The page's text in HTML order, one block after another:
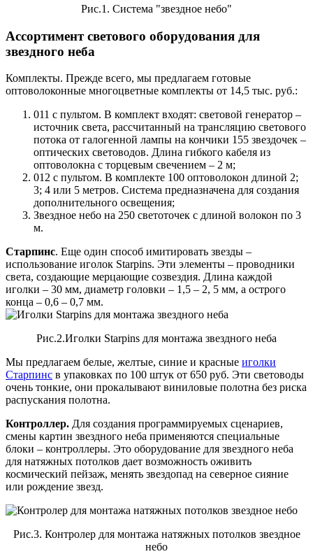
Рис.1. Система "звездное небо"
Ассортимент светового оборудования для
звездного неба
Комплекты. Прежде всего, мы предлагаем готовые
оптоволоконные многоцветные комплекты от 14,5 тыс. руб.:
011 с пультом. В комплект входят: световой генератор –
источник света, рассчитанный на трансляцию светового
потока от галогенной лампы на кончики 155 звездочек –
оптических световодов. Длина гибкого кабеля из
оптоволокна с торцевым свечением – 2 м;
012 с пультом. В комплекте 100 оптоволокон длиной 2;
3; 4 или 5 метров. Система предназначена для создания
дополнительного освещения;
Звездное небо на 250 светоточек с длиной волокон по 3
м.
Старпинс. Еще один способ имитировать звезды –
использование иголок Starpins. Эти элементы – проводники
света, создающие мерцающие созвездия. Длина каждой
иголки – 30 мм, диаметр головки – 1,5 – 2, 5 мм, а острого
конца – 0,6 – 0,7 мм.
Рис.2.Иголки Starpins для монтажа звездного неба
Мы предлагаем белые, желтые, синие и красные иголки
Старпинс в упаковках по 100 штук от 650 руб. Эти световоды
очень тонкие, они прокалывают виниловые полотна без риска
распускания полотна.
Контроллер. Для создания программируемых сценариев,
смены картин звездного неба применяются специальные
блоки – контроллеры. Это оборудование для звездного неба
для натяжных потолков дает возможность оживить
космический пейзаж, менять звездопад на северное сияние
или рождение звезд.
Рис.3. Контролер для монтажа натяжных потолков звездное
небо